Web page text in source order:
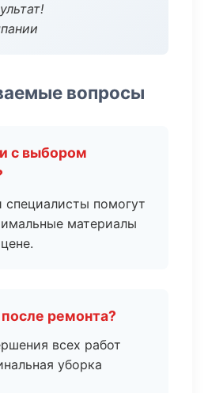
вопросы
с выбором
помогут
материалы
ремонта?
всех работ
уборка